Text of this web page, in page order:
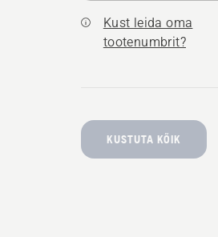
Kust leida oma
tootenumbrit?
KUSTUTA KÕIK